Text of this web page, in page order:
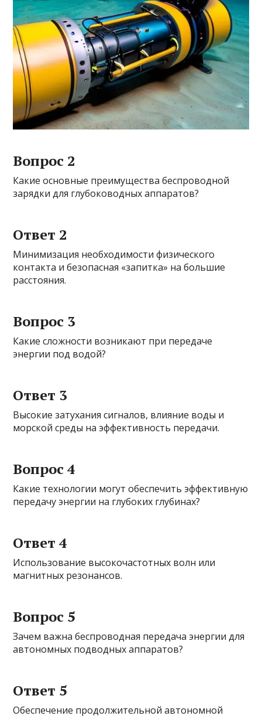
Вопрос 2
Какие основные преимущества беспроводной
зарядки для глубоководных аппаратов?
Ответ 2
Минимизация необходимости физического
контакта и безопасная «запитка» на большие
расстояния.
Вопрос 3
Какие сложности возникают при передаче
энергии под водой?
Ответ 3
Высокие затухания сигналов, влияние воды и
морской среды на эффективность передачи.
Вопрос 4
Какие технологии могут обеспечить эффективную
передачу энергии на глубоких глубинах?
Ответ 4
Использование высокочастотных волн или
магнитных резонансов.
Вопрос 5
Зачем важна беспроводная передача энергии для
автономных подводных аппаратов?
Ответ 5
Обеспечение продолжительной автономной